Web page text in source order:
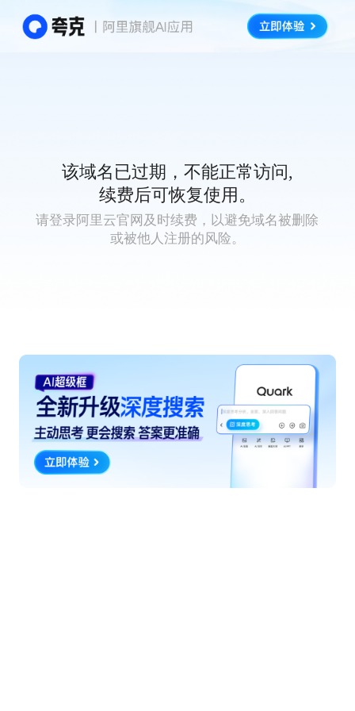
该域名已过期，不能正常访问,
续费后可恢复使用。
请登录阿里云官网及时续费，以避免域名被删除
或被他人注册的风险。